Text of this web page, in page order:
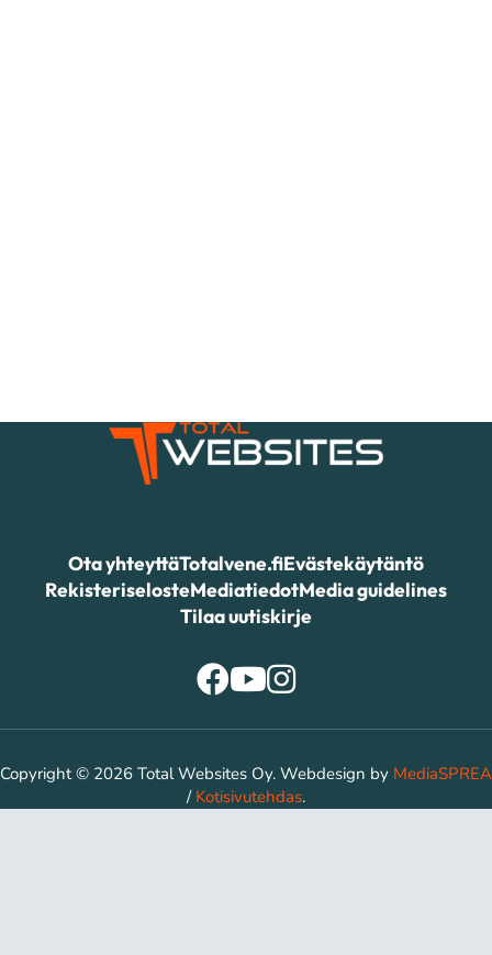
Ota yhteyttäTotalvene.fiEvästekäytäntö
RekisteriselosteMediatiedotMedia guidelines
Tilaa uutiskirje
Copyright © 2026 Total Websites Oy. Webdesign by MediaSPREA
/ Kotisivutehdas.